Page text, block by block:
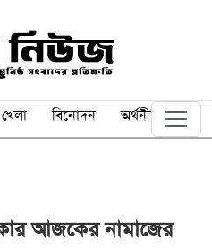
খেলা বিনোদন অর্থনীতি
আজকের নামাজের